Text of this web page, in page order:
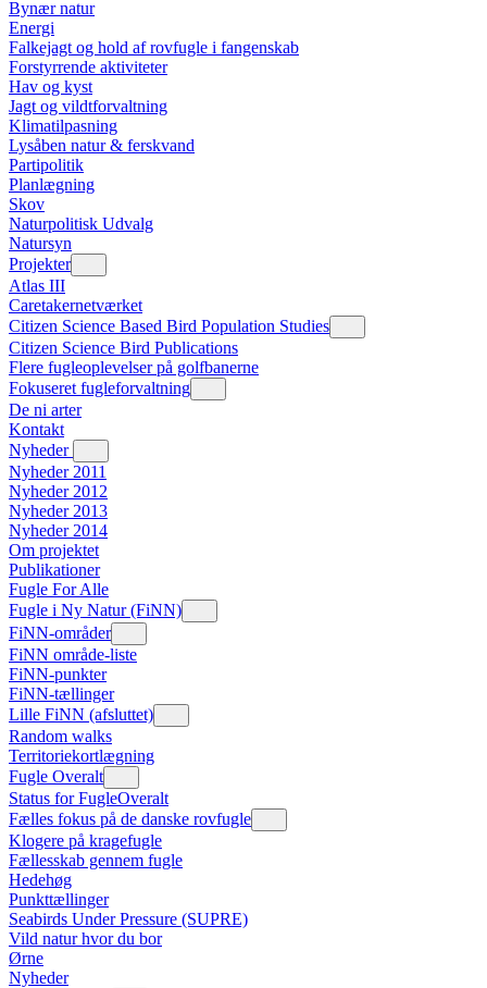
Bynær natur
Energi
Falkejagt og hold af rovfugle i fangenskab
Forstyrrende aktiviteter
Hav og kyst
Jagt og vildtforvaltning
Klimatilpasning
Lysåben natur & ferskvand
Partipolitik
Planlægning
Skov
Naturpolitisk Udvalg
Natursyn
Projekter
Atlas III
Caretakernetværket
Citizen Science Based Bird Population Studies
Citizen Science Bird Publications
Flere fugleoplevelser på golfbanerne
Fokuseret fugleforvaltning
De ni arter
Kontakt
Nyheder
Nyheder 2011
Nyheder 2012
Nyheder 2013
Nyheder 2014
Om projektet
Publikationer
Fugle For Alle
Fugle i Ny Natur (FiNN)
FiNN-områder
FiNN område-liste
FiNN-punkter
FiNN-tællinger
Lille FiNN (afsluttet)
Random walks
Territoriekortlægning
Fugle Overalt
Status for FugleOveralt
Fælles fokus på de danske rovfugle
Klogere på kragefugle
Fællesskab gennem fugle
Hedehøg
Punkttællinger
Seabirds Under Pressure (SUPRE)
Vild natur hvor du bor
Ørne
Nyheder